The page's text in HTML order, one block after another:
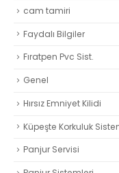
cam tamiri
Faydalı Bilgiler
Fıratpen Pvc Sist.
Genel
Hırsız Emniyet Kilidi
Küpeşte Korkuluk
Panjur Servisi